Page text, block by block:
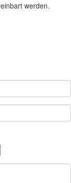
werden.